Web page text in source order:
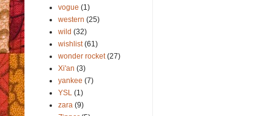
vogue (1)
western (25)
wild (32)
wishlist (61)
wonder rocket (27)
Xi'an (3)
yankee (7)
YSL (1)
zara (9)